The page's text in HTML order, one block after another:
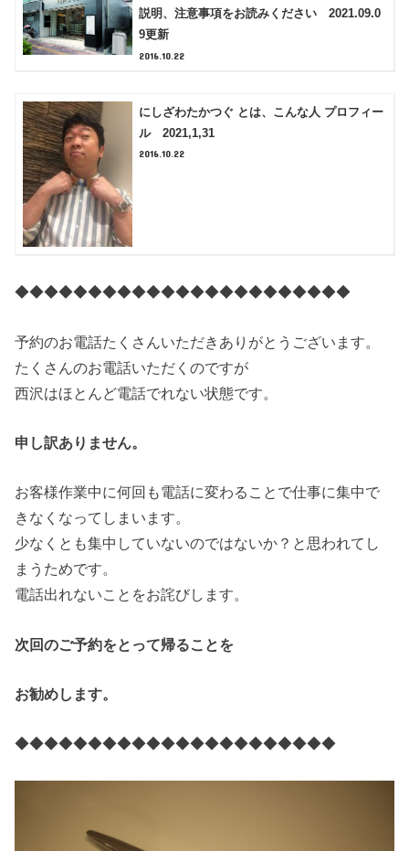
説明、注意事項をお読みください 2021.09.0
9更新
2016.10.22
にしざわたかつぐ とは、こんな人 プロフィー
ル 2021,1,31
2016.10.22
◆◆◆◆◆◆◆◆◆◆◆◆◆◆◆◆◆◆◆◆◆◆◆
予約のお電話たくさんいただきありがとうございます。
たくさんのお電話いただくのですが
西沢はほとんど電話でれない状態です。
申し訳ありません。
お客様作業中に何回も電話に変わることで仕事に集中で
きなくなってしまいます。
少なくとも集中していないのではないか？と思われてし
まうためです。
電話出れないことをお詫びします。
次回のご予約をとって帰ることを
お勧めします。
◆◆◆◆◆◆◆◆◆◆◆◆◆◆◆◆◆◆◆◆◆◆